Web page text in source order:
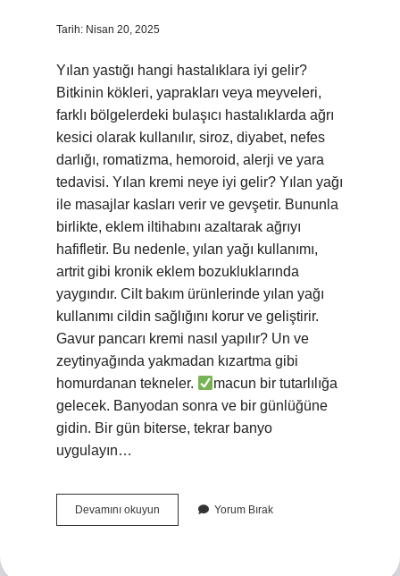
Tarih: Nisan 20, 2025
Yılan yastığı hangi hastalıklara iyi gelir?
Bitkinin kökleri, yaprakları veya meyveleri,
farklı bölgelerdeki bulaşıcı hastalıklarda ağrı
kesici olarak kullanılır, siroz, diyabet, nefes
darlığı, romatizma, hemoroid, alerji ve yara
tedavisi. Yılan kremi neye iyi gelir? Yılan yağı
ile masajlar kasları verir ve gevşetir. Bununla
birlikte, eklem iltihabını azaltarak ağrıyı
hafifletir. Bu nedenle, yılan yağı kullanımı,
artrit gibi kronik eklem bozukluklarında
yaygındır. Cilt bakım ürünlerinde yılan yağı
kullanımı cildin sağlığını korur ve geliştirir.
Gavur pancarı kremi nasıl yapılır? Un ve
zeytinyağında yakmadan kızartma gibi
homurdanan tekneler.
macun bir tutarlılığa
gelecek. Banyodan sonra ve bir günlüğüne
gidin. Bir gün biterse, tekrar banyo
uygulayın…
Devamını okuyun
Yastığı
Yorum Bırak